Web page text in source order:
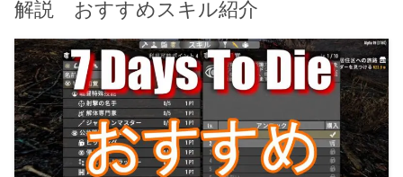
解説 おすすめスキル紹介